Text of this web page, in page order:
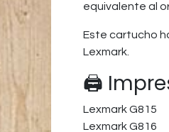
equivalente al
Este cartucho
Lexmark.
🖨️
Lexmark G815
Lexmark G816